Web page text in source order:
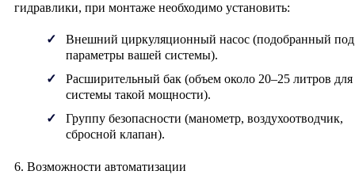
гидравлики, при монтаже необходимо установить:
Внешний циркуляционный насос (подобранный под
параметры вашей системы).
Расширительный бак (объем около 20–25 литров для
системы такой мощности).
Группу безопасности (манометр, воздухоотводчик,
сбросной клапан).
6. Возможности автоматизации